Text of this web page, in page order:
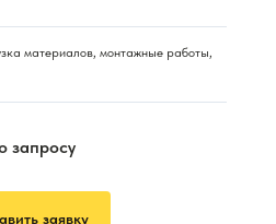
материалов, монтажные работы,
запросу
заявку